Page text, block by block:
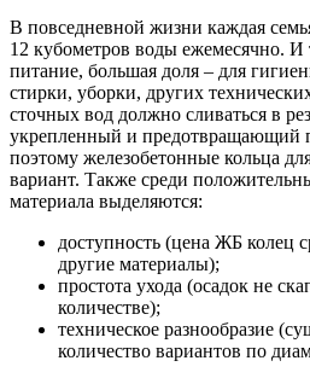
В повседневной жизни каждая
12 кубометров воды ежемесячно. И
питание, большая доля – для
стирки, уборки, других
сточных вод должно сливаться в
укрепленный и предотвращающий
поэтому железобетонные кольца
вариант. Также среди
материала выделяются:
доступность (цена ЖБ колец
другие материалы);
простота ухода (осадок не
количестве);
техническое разнообразие
количество вариантов по